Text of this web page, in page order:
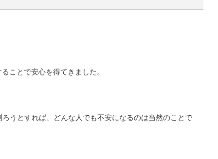
ことで安心を得てきました。
うとすれば、どんな人でも不安になるのは当然のことで